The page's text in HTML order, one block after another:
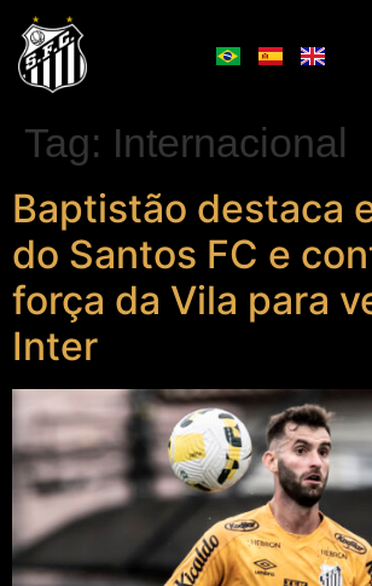
Tag: Internacional
Baptistão destaca
do Santos FC e
força da Vila para
Inter